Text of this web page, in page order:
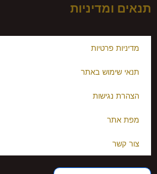
תנאים ומדיניות
מדיניות פרטיות
תנאי שימוש באתר
הצהרת נגישות
מפת אתר
צור קשר